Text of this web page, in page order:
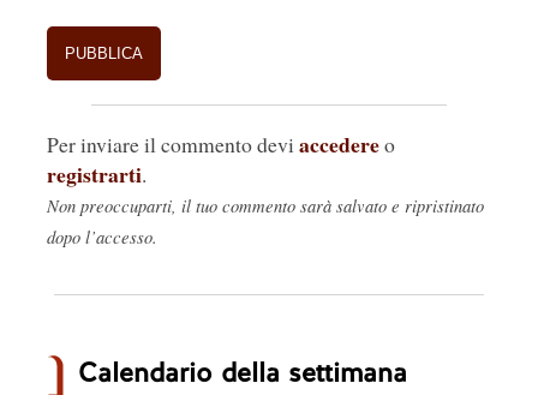
Per inviare il commento devi accedereo
registrarti.
Non preoccuparti, il tuo commento sarà salvato e ripristinato
dopo l’accesso.
Calendario della settimana